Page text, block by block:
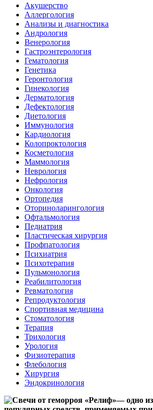
Акушерство
Аллергология
Анализы и диагностика
Андрология
Венерология
Гастроэнтерология
Гематология
Генетика
Геронтология
Гинекология
Дерматология
Дефектология
Диетология
Иммунология
Кардиология
Колопроктология
Косметология
Маммология
Неврология
Нефрология
Онкология
Ортопедия
Оториноларингология
Офтальмология
Педиатрия
Пластическая хирургия
Профпатология
Психиатрия
Психотерапия
Пульмонология
Реабилитология
Ревматология
Репродуктология
Спортивная медицина
Стоматология
Терапия
Трихология
Урология
Физиотерапия
Флебология
Хирургия
Эндокринология